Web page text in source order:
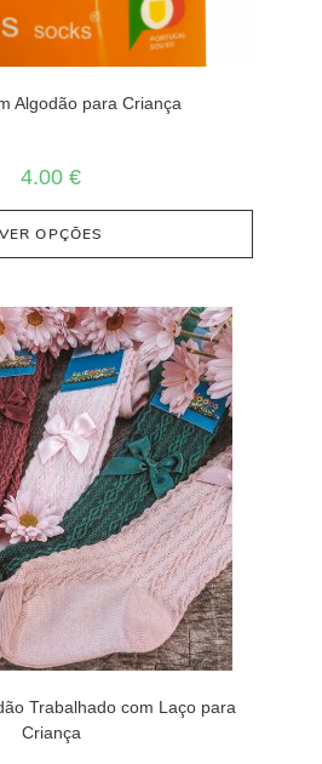
Algodão para Criança
4.00 €
VER OPÇÕES
Trabalhado com Laço para
Criança